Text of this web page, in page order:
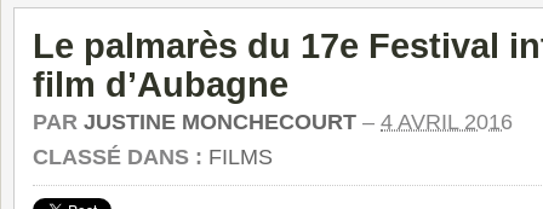
Le palmarès du 17e Festival
film d’Aubagne
PAR JUSTINE MONCHECOURT – 4 AVRIL 2016
CLASSÉ DANS : FILMS